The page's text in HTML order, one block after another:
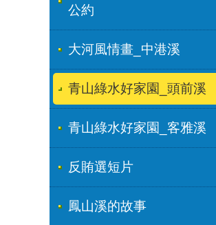
公約
大河風情畫_中港溪
青山綠水好家園_頭前溪
青山綠水好家園_客雅溪
反賄選短片
鳳山溪的故事